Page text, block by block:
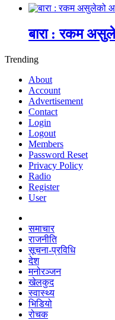
बारा : रकम
Trending
About
Account
Advertisement
Contact
Login
Logout
Members
Password Reset
Privacy Policy
Radio
Register
User
समाचार
राजनीति
सूचना-प्रविधि
देश
मनोरञ्जन
खेलकुद
स्वास्थ्य
भिडियो
रोचक